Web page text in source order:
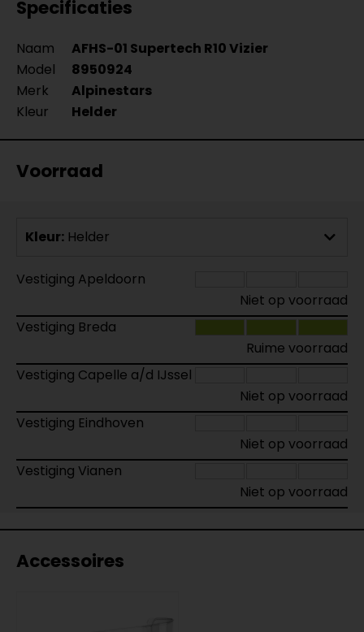
Specificaties
Naam
AFHS-01 Supertech R10 Vizier
Model
8950924
Merk
Alpinestars
Kleur
Helder
Voorraad
Kleur: Helder
Vestiging Apeldoorn
Niet op voorraad
Vestiging Breda
Ruime voorraad
Vestiging Capelle a/d IJssel
Niet op voorraad
Vestiging Eindhoven
Niet op voorraad
Vestiging Vianen
Niet op voorraad
Accessoires